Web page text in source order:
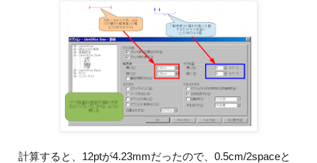
計算すると、12ptが4.23mmだったので、0.5cm/2spaceと